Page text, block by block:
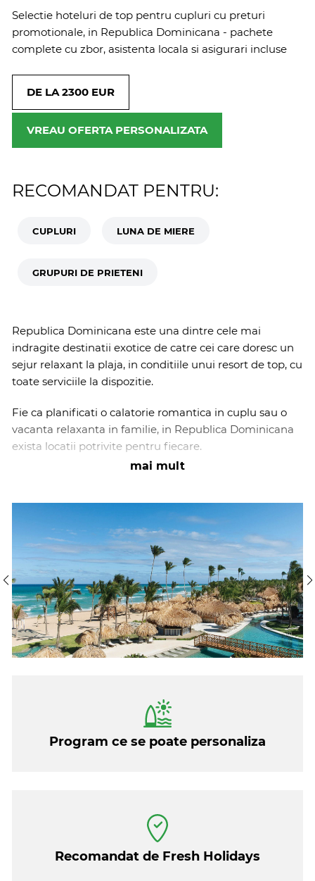
Selectie hoteluri de top pentru cupluri cu preturi
promotionale, in Republica Dominicana - pachete
complete cu zbor, asistenta locala si asigurari incluse
DE LA 2300 EUR
VREAU OFERTA PERSONALIZATA
RECOMANDAT PENTRU:
CUPLURI LUNA DE MIERE
GRUPURI DE PRIETENI
Republica Dominicana este una dintre cele mai
indragite destinatii exotice de catre cei care doresc un
sejur relaxant la plaja, in conditiile unui resort de top, cu
toate serviciile la dispozitie.
Fie ca planificati o calatorie romantica in cuplu sau o
vacanta relaxanta in familie, in Republica Dominicana
exista locatii potrivite pentru fiecare.
dintre cele mai bune si facilitati diversificate la preturi
promotionale.
Toate programele noastre sunt de asemenea
personalizabile, asa ca daca va doriti un alt numar de
nopti sau preferati alte hoteluri, consultantii Fresh
Holidays va stau la dispozitie.
mai mult
Program ce se poate personaliza
Recomandat de Fresh Holidays